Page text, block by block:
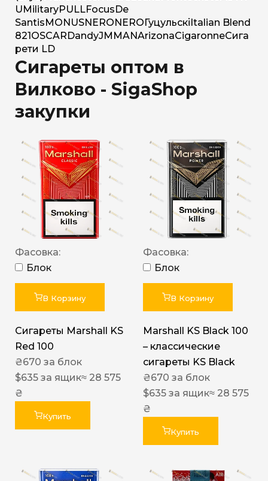
U MilitaryPULLFocus De
Santis MONUSNERO NERO Гуцульскі Italian Blend
821 OSCAR DandyJM MANArizonaCigaronneСига
рети LD
Сигареты оптом в
Вилково - SigaShop
закупки
Фасовка:
Блок
В Корзину
Сигареты Marshall KS
Red 100
₴670 за блок
$635 за ящик≈ 28 575
₴
Купить
Фасовка:
Блок
В Корзину
Marshall KS Black 100
– классические
сигареты KS Black
₴670 за блок
$635 за ящик≈ 28 575
₴
Купить